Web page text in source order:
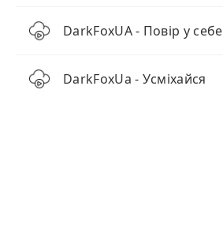
DarkFoxUA - Повір у себе
DarkFoxUa - Усміхайся